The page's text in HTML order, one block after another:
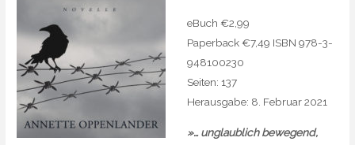
eBuch €2,99
Paperback €7,49 ISBN 978-3-
948100230
Seiten: 137
Herausgabe: 8. Februar 2021
»… unglaublich bewegend,